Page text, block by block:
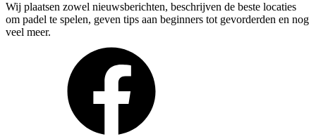
Wij plaatsen zowel nieuwsberichten, beschrijven de beste locaties
om padel te spelen, geven tips aan beginners tot gevorderden en nog
veel meer.